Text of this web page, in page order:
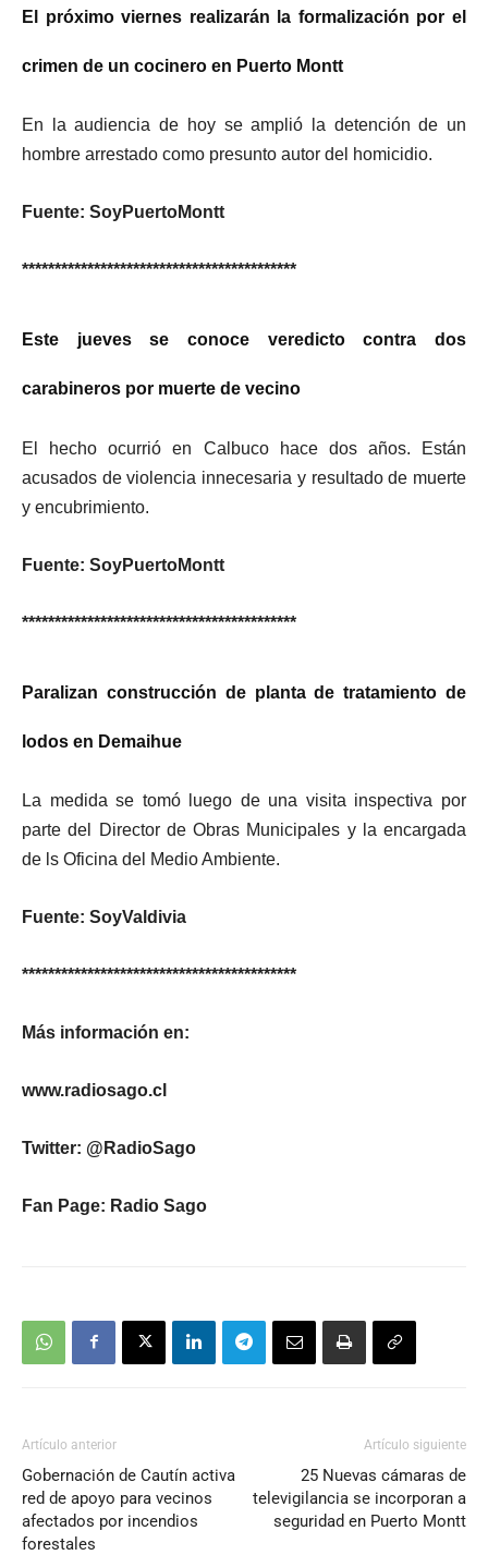
El próximo viernes realizarán la formalización por el
crimen de un cocinero en Puerto Montt
En la audiencia de hoy se amplió la detención de un
hombre arrestado como presunto autor del homicidio.
Fuente: SoyPuertoMontt
******************************************
Este jueves se conoce veredicto contra dos
carabineros por muerte de vecino
El hecho ocurrió en Calbuco hace dos años. Están
acusados de violencia innecesaria y resultado de muerte
y encubrimiento.
Fuente: SoyPuertoMontt
******************************************
Paralizan construcción de planta de tratamiento de
lodos en Demaihue
La medida se tomó luego de una visita inspectiva por
parte del Director de Obras Municipales y la encargada
de ls Oficina del Medio Ambiente.
Fuente: SoyValdivia
******************************************
Más información en:
www.radiosago.cl
Twitter: @RadioSago
Fan Page: Radio Sago
Artículo anterior
Gobernación de Cautín activa
red de apoyo para vecinos
afectados por incendios
forestales
Artículo siguiente
25 Nuevas cámaras de
televigilancia se incorporan a
seguridad en Puerto Montt